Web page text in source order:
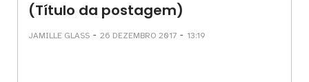
(Título da postagem)
JAMILLE GLASS - 26 DEZEMBRO 2017 - 13:19